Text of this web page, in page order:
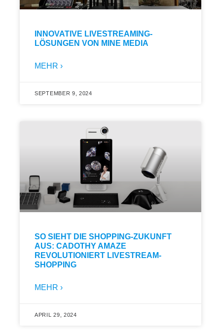
INNOVATIVE LIVESTREAMING-
LÖSUNGEN VON MINE MEDIA
MEHR ›
SEPTEMBER 9, 2024
SO SIEHT DIE SHOPPING-ZUKUNFT
AUS: CADOTHY AMAZE
REVOLUTIONIERT LIVESTREAM-
SHOPPING
MEHR ›
APRIL 29, 2024